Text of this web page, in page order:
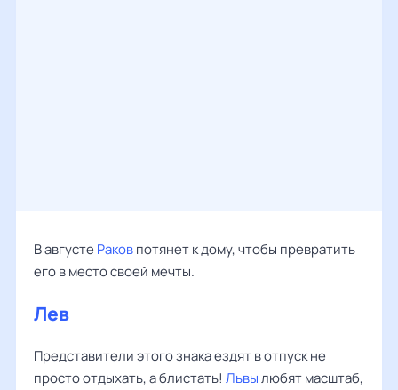
В августе Раковпотянет к дому, чтобы превратить
его в место своей мечты.
Лев
Представители этого знака ездят в отпуск не
просто отдыхать, а блистать! Львылюбят масштаб,